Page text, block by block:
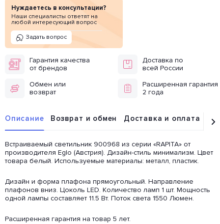
Нуждаетесь в консультации?
Наши специалисты ответят на
любой интересующий вопрос
Задать вопрос
Гарантия качества
от брендов
Доставка по
всей России
Обмен или
возврат
Расширенная гарантия
2 года
Описание Возврат и обмен Доставка и оплата
Встраиваемый светильник 900968 из серии «RAPITA» от
производителя Eglo (Австрия). Дизайн-стиль минимализм. Цвет
товара белый. Используемые материалы: металл, пластик.
Дизайн и форма плафона прямоугольный. Направление
плафонов вниз. Цоколь LED. Количество ламп 1 шт. Мощность
одной лампы составляет 11.5 Вт. Поток света 1550 Люмен.
Расширенная гарантия на товар 5 лет.